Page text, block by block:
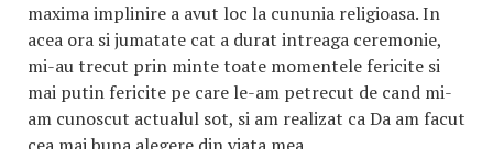
maxima implinire a avut loc la cununia religioasa. In
acea ora si jumatate cat a durat intreaga ceremonie,
mi-au trecut prin minte toate momentele fericite si
mai putin fericite pe care le-am petrecut de cand mi-
am cunoscut actualul sot, si am realizat ca Da am facut